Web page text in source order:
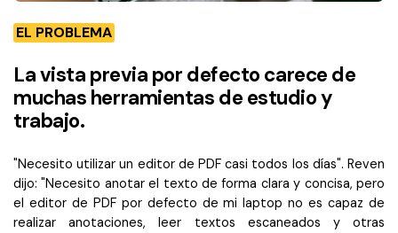
EL PROBLEMA
La vista previa por defecto carece de
muchas herramientas de estudio y
trabajo.
"Necesito utilizar un editor de PDF casi todos los días". Reven
dijo: "Necesito anotar el texto de forma clara y concisa, pero
el editor de PDF por defecto de mi laptop no es capaz de
realizar anotaciones, leer textos escaneados y otras